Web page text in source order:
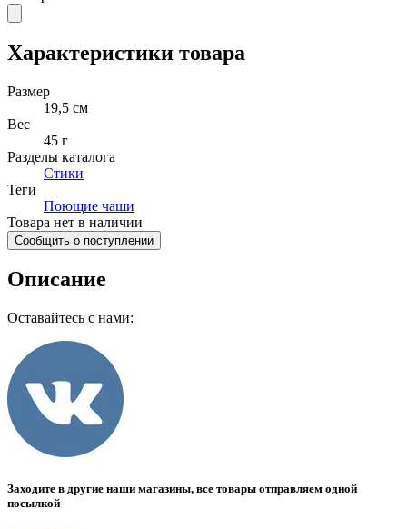
Характеристики товара
Размер
19,5 см
Вес
45 г
Разделы каталога
Стики
Теги
Поющие чаши
Товара нет в наличии
Сообщить о поступлении
Описание
Оставайтесь с нами:
Заходите в другие наши магазины, все товары отправляем одной
посылкой